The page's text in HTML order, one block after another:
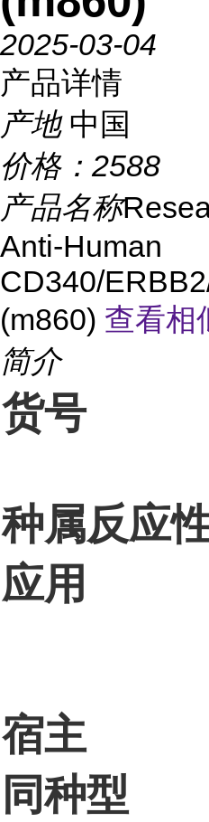
2025-03-04
产品详情
产地 中国
价格： 2588
产品名称
Anti-Human
CD340/
(m860) 查看相
简介
货号
种属反应
应用
宿主
同种型